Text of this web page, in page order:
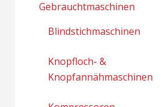
Gebrauchtmaschinen
Blindstichmaschinen
Knopfloch- &
Knopfannähmaschinen